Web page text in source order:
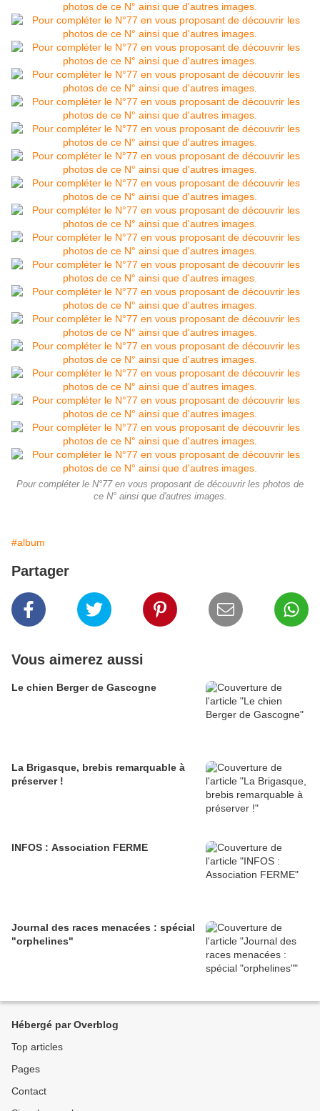
Pour compléter le N°77 en vous proposant de découvrir les photos de
ce N° ainsi que d'autres images.
#album
Partager
Vous aimerez aussi
Le chien Berger de Gascogne
La Brigasque, brebis remarquable à
préserver !
INFOS : Association FERME
Journal des races menacées : spécial
"orphelines"
Hébergé par Overblog
Top articles
Pages
Contact